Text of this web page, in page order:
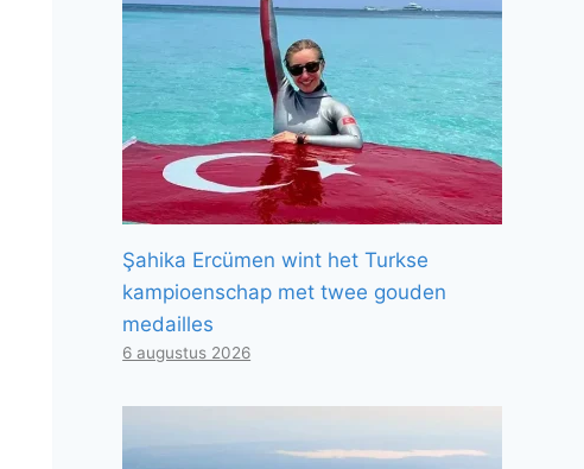
Şahika Ercümen wint het Turkse
kampioenschap met twee gouden
medailles
6 augustus 2026